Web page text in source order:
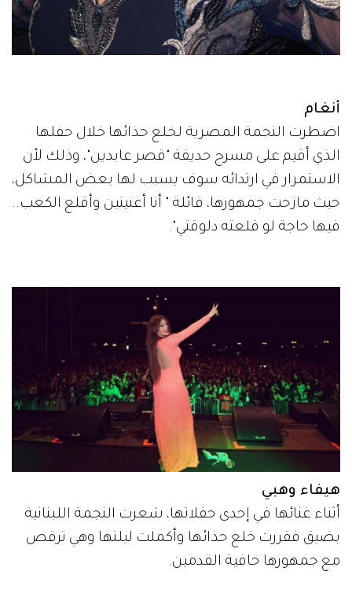
أنغام
اضطرت النجمة المصرية لخلع حذائها خلال حفلها
الذي أقيم على مسرح حديقة "قصر عابدين"، وذلك لأن
الاستمرار في ارتدائه سوف يسبب لها بعض المشاكل،
حيث مازحت جمهورها، قائلة " أنا أغنيتين وأقلع الكعب..
فيها حاجة لو قلعته دلوقتي".
هيفاء وهبي
أثناء غنائها في إحدى حفلاتها، شعرت النجمة اللبنانية
بضيق فقررت خلع حذائها وأكملت ليلتها وهي ترقص
مع جمهورها حافية القدمين.